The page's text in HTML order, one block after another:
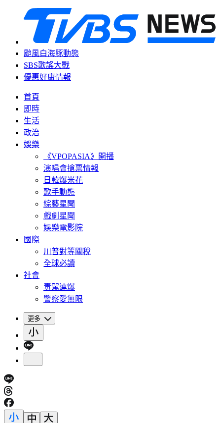
颱風白海豚動態
SBS歌謠大戰
優惠好康情報
首頁
即時
生活
政治
娛樂
《VPOPASIA》開播
演唱會搶票情報
日韓爆米花
歌手動態
綜藝星聞
戲劇星聞
娛樂電影院
國際
川普對等關稅
全球必讀
社會
毒駕連爆
警察愛無限
更多